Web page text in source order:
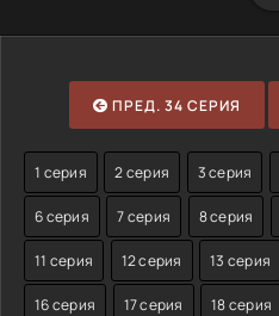
ПРЕД. 34 СЕРИЯ
1 серия 2 серия 3 серия
6 серия 7 серия 8 серия
11 серия 12 серия 13 серия
16 серия 17 серия 18 серия